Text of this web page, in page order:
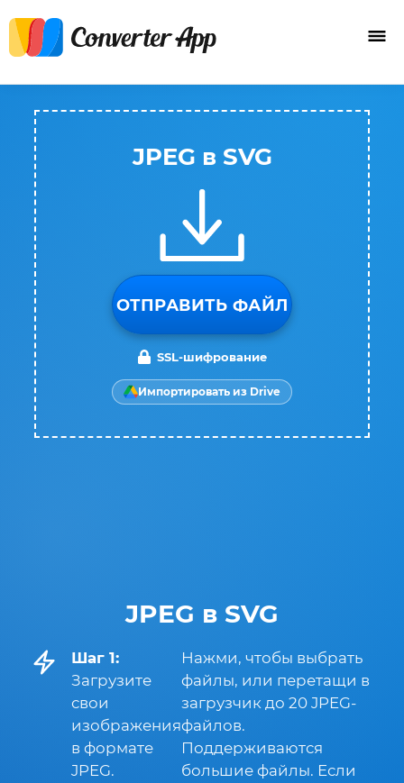
JPEG в SVG
Шаг 1:
Загрузите
свои
изображения
в формате
JPEG.
Нажми, чтобы выбрать
файлы, или перетащи в
загрузчик до 20 JPEG-
файлов.
Поддерживаются
большие файлы. Если
JPEG в SVG
ОТПРАВИТЬ ФАЙЛ
SSL-шифрование
Импортировать из Drive